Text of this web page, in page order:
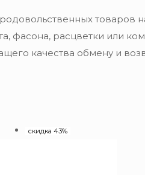
товаров
фасона, расцветки или
качества обмену и
скидка 43%